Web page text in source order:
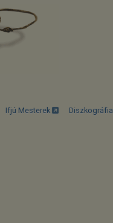
Ifjú Mesterek Diszkográfia